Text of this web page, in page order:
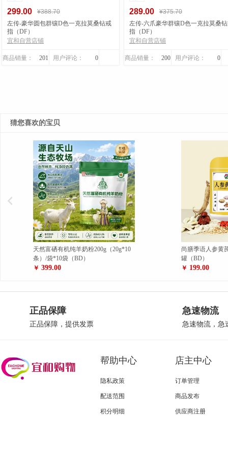
299.00
¥388.70
左传-豪华圆包群镶D色一克拉莫桑钻戒
指（DF）
宜和自营店铺
商品销量： 201 用户评论： 0
289.00
¥375.70
左传-六爪豪华群镶D色一克拉莫桑
指（DF）
宜和自营店铺
商品销量： 200 用户评论： 0
猜您喜欢的宝贝
尚膳季语人参黄芪元气粉450克/罐*10
罐（BD）
￥ 199.00
葛根茯苓咸蛋黄
（BD）
￥ 199.00
正品保障
正品保障，提供发票
急速物流
急速物流，急
帮助中心
隐私政策
配送范围
积分明细
店主中心
订单管理
商品发布
供应商注册